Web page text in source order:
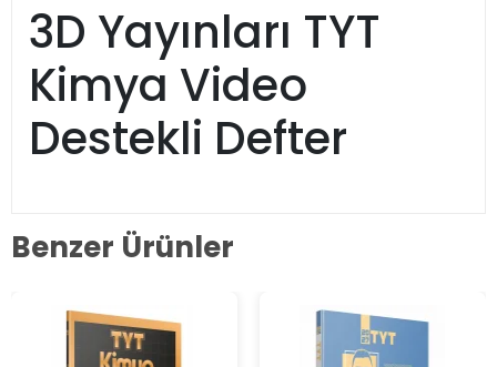
3D Yayınları TYT
Kimya Video
Destekli Defter
Benzer Ürünler